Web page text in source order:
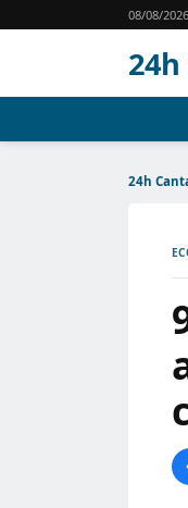
08/08/2026
24h